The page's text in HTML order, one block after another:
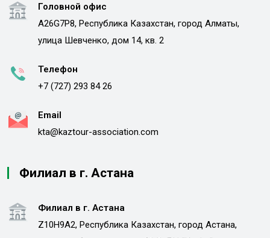
Головной офис
A26G7P8, Республика Казахстан, город Алматы,
улица Шевченко, дом 14, кв. 2
Телефон
+7 (727) 293 84 26
Email
kta@kaztour-association.com
Филиал в г. Астана
Филиал в г. Астана
Z10H9A2, Республика Казахстан, город Астана,